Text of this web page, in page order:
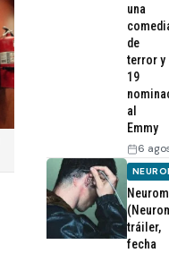
una
de
terror y
19
al
Emmy
6
tráiler,
fecha